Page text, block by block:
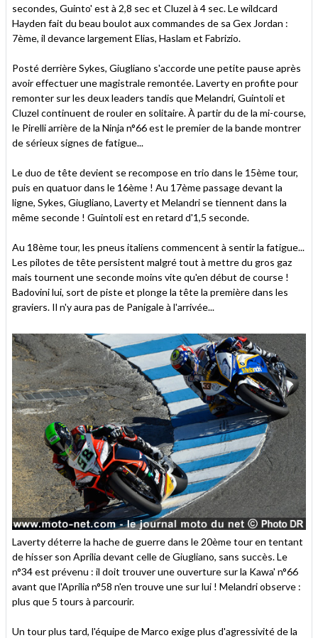
secondes, Guinto' est à 2,8 sec et Cluzel à 4 sec. Le wildcard
Hayden fait du beau boulot aux commandes de sa Gex Jordan :
7ème, il devance largement Elias, Haslam et Fabrizio.
Posté derrière Sykes, Giugliano s'accorde une petite pause après
avoir effectuer une magistrale remontée. Laverty en profite pour
remonter sur les deux leaders tandis que Melandri, Guintoli et
Cluzel continuent de rouler en solitaire. À partir du de la mi-course,
le Pirelli arrière de la Ninja n°66 est le premier de la bande montrer
de sérieux signes de fatigue...
Le duo de tête devient se recompose en trio dans le 15ème tour,
puis en quatuor dans le 16ème ! Au 17ème passage devant la
ligne, Sykes, Giugliano, Laverty et Melandri se tiennent dans la
même seconde ! Guintoli est en retard d'1,5 seconde.
Au 18ème tour, les pneus italiens commencent à sentir la fatigue...
Les pilotes de tête persistent malgré tout à mettre du gros gaz
mais tournent une seconde moins vite qu'en début de course !
Badovini lui, sort de piste et plonge la tête la première dans les
graviers. Il n'y aura pas de Panigale à l'arrivée...
Laverty déterre la hache de guerre dans le 20ème tour en tentant
de hisser son Aprilia devant celle de Giugliano, sans succès. Le
n°34 est prévenu : il doit trouver une ouverture sur la Kawa' n°66
avant que l'Aprilia n°58 n'en trouve une sur lui ! Melandri observe :
plus que 5 tours à parcourir.
Un tour plus tard, l'équipe de Marco exige plus d'agressivité de la